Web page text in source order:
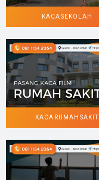
KACA SEKOLAH
KACA RUMAH SAKIT